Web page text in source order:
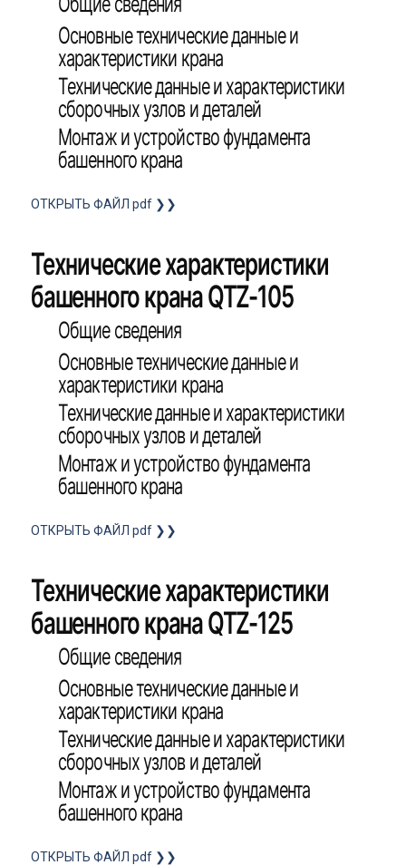
Основные технические данные и
характеристики крана
Технические данные и характеристики
сборочных узлов и деталей
Монтаж и устройство фундамента
башенного крана
ОТКРЫТЬ ФАЙЛ pdf ❯❯
Технические характеристики
башенного крана QTZ-105
Общие сведения
Основные технические данные и
характеристики крана
Технические данные и характеристики
сборочных узлов и деталей
Монтаж и устройство фундамента
башенного крана
ОТКРЫТЬ ФАЙЛ pdf ❯❯
Технические характеристики
башенного крана QTZ-125
Общие сведения
Основные технические данные и
характеристики крана
Технические данные и характеристики
сборочных узлов и деталей
Монтаж и устройство фундамента
башенного крана
ОТКРЫТЬ ФАЙЛ pdf ❯❯